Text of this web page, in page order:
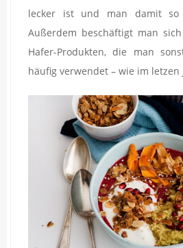
lecker ist und man damit so
Außerdem beschäftigt man
Hafer-Produkten, die man
häufig verwendet – wie im letzen